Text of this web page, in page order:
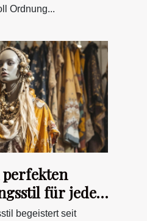
Ordnung...
perfekten
für jede
begeistert seit